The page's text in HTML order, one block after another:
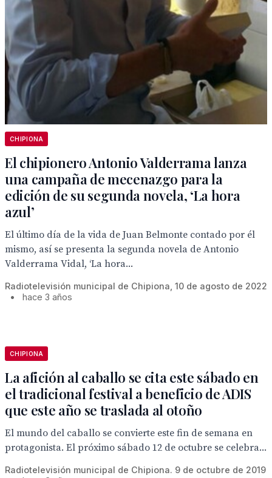
CHIPIONA
El chipionero Antonio Valderrama lanza
una campaña de mecenazgo para la
edición de su segunda novela, ‘La hora
azul’
El último día de la vida de Juan Belmonte contado por él
mismo, así se presenta la segunda novela de Antonio
Valderrama Vidal, ‘La hora...
Radiotelevisión municipal de Chipiona, 10 de agosto de 2022
•
hace 3 años
CHIPIONA
La afición al caballo se cita este sábado en
el tradicional festival a beneficio de ADIS
que este año se traslada al otoño
El mundo del caballo se convierte este fin de semana en
protagonista. El próximo sábado 12 de octubre se celebra...
Radiotelevisión municipal de Chipiona. 9 de octubre de 2019